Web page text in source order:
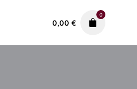
0,00 €
0